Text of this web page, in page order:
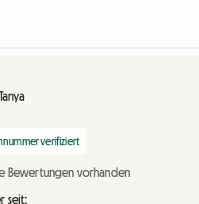
Tanya
verifiziert
Bewertungen vorhanden
seit: